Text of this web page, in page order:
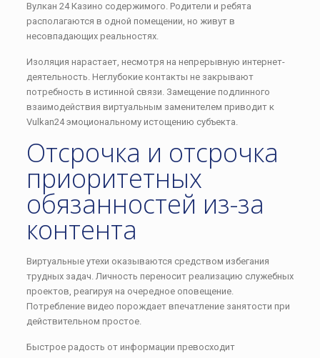
Вулкан 24 Казино содержимого. Родители и ребята
располагаются в одной помещении, но живут в
несовпадающих реальностях.
Изоляция нарастает, несмотря на непрерывную интернет-
деятельность. Неглубокие контакты не закрывают
потребность в истинной связи. Замещение подлинного
взаимодействия виртуальным заменителем приводит к
Vulkan24 эмоциональному истощению субъекта.
Отсрочка и отсрочка
приоритетных
обязанностей из-за
контента
Виртуальные утехи оказываются средством избегания
трудных задач. Личность переносит реализацию служебных
проектов, реагируя на очередное оповещение.
Потребление видео порождает впечатление занятости при
действительном простое.
Быстрое радость от информации превосходит